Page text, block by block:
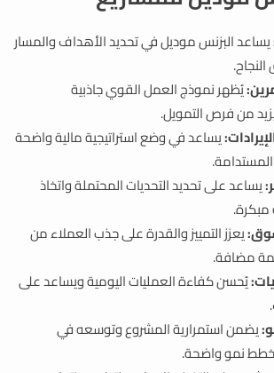
يساعد البزنس موديل في تحديد الأهداف والمسار
يُظهر نموذج العمل القوي جاذبية
من فرص التمويل.
يساعد في وضع استراتيجية مالية واضحة
المستدامة.
يساعد على تحديد التحديات المحتملة واتخاذ
مبكرة.
يعزز التمييز والقدرة على جذب العملاء من
مضافة.
يُحسن كفاءة العمليات اليومية ويساعد على
يضمن استمرارية المشروع وتوسعه في
خطط نمو واضحة.